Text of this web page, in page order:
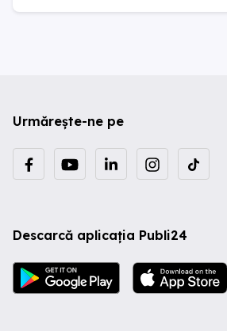
Urmărește-ne pe
Descarcă aplicația Publi24